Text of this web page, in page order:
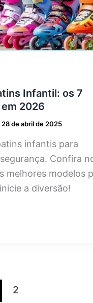
Infantil: os 7
2026
28 de abril de 2025
infantis para
Confira
melhores modelos
a diversão!
2